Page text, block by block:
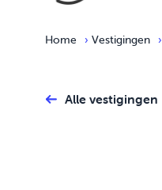
Home › Vestigingen ›
Alle vestigingen